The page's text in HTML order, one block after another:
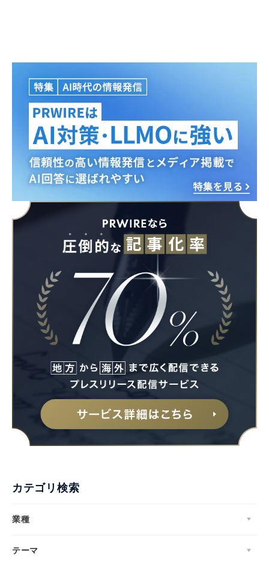
カテゴリ検索
業種
テーマ